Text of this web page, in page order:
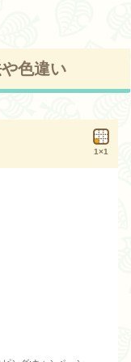
色違い
1×1